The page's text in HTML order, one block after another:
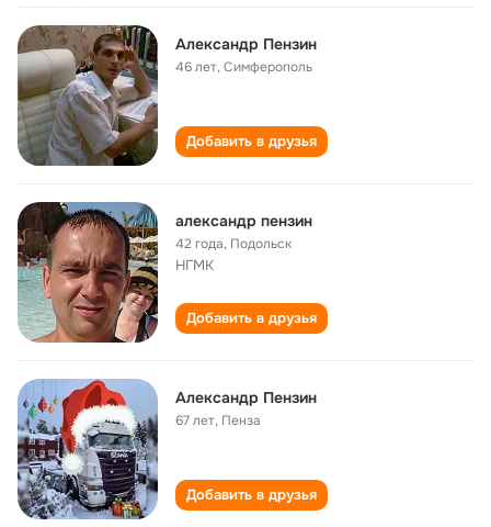
Александр Пензин
46 лет,Симферополь
Добавить в друзья
александр пензин
42 года, Подольск
НГМК
Добавить в друзья
Александр Пензин
67 лет, Пенза
Добавить в друзья